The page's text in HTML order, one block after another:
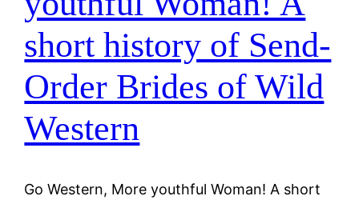
short history of Send-
Order Brides of Wild
Western
Go Western, More youthful Woman! A short